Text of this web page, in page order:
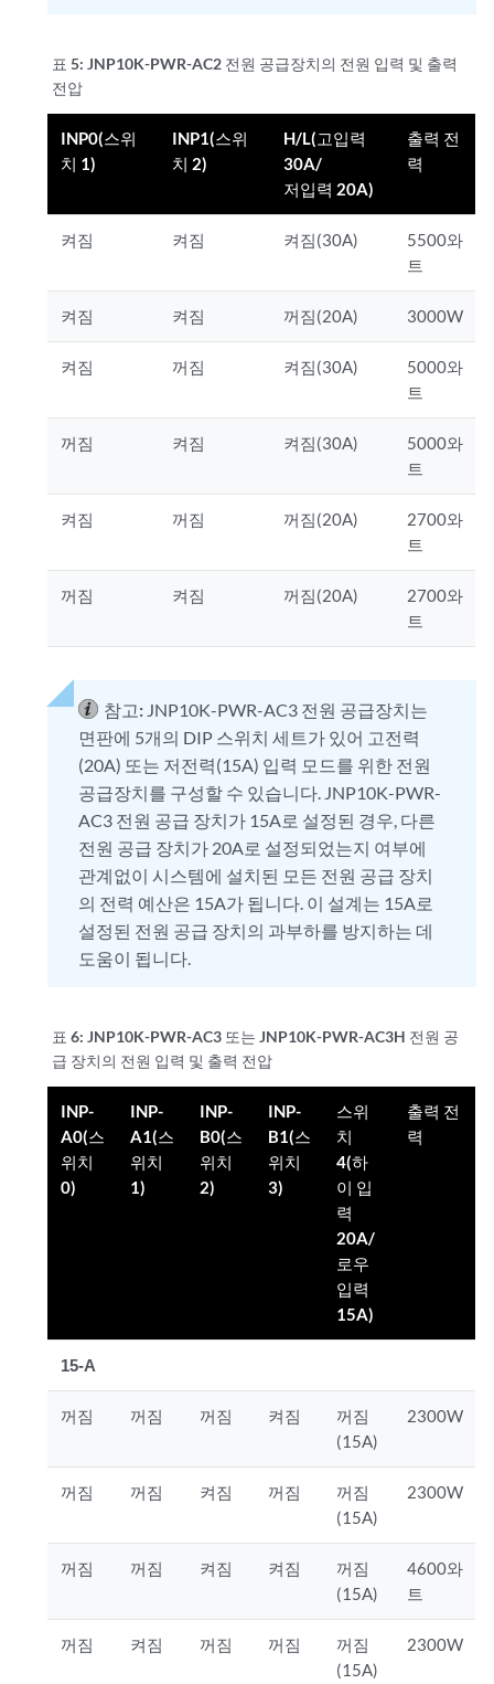
표 5:JNP10K-PWR-AC2 전원 공급장치의 전원 입력 및 출력
전압
INP0(스위
치 1)
INP1(스위
치 2)
H/L(고입력
30A/
저입력 20A)
출력 전
력
켜짐 켜짐 켜짐(30A)
5500와
트
켜짐 켜짐 꺼짐(20A) 3000W
켜짐 꺼짐 켜짐(30A)
5000와
트
꺼짐 켜짐 켜짐(30A)
5000와
트
켜짐 꺼짐 꺼짐(20A)
2700와
트
꺼짐 켜짐 꺼짐(20A)
2700와
트
참고: JNP10K-PWR-AC3 전원 공급장치는
면판에 5개의 DIP 스위치 세트가 있어 고전력
(20A) 또는 저전력(15A) 입력 모드를 위한 전원
공급장치를 구성할 수 있습니다. JNP10K-PWR-
AC3 전원 공급 장치가 15A로 설정된 경우, 다른
전원 공급 장치가 20A로 설정되었는지 여부에
관계없이 시스템에 설치된 모든 전원 공급 장치
의 전력 예산은 15A가 됩니다. 이 설계는 15A로
설정된 전원 공급 장치의 과부하를 방지하는 데
도움이 됩니다.
표 6:JNP10K-PWR-AC3 또는 JNP10K-PWR-AC3H 전원 공
급 장치의 전원 입력 및 출력 전압
INP-
A0(스
위치
0)
INP-
A1(스
위치
1)
INP-
B0(스
위치
2)
INP-
B1(스
위치
3)
스위
치
4(하
이 입
력
20A/
로우
입력
15A)
출력 전
력
15-A
꺼짐 꺼짐 꺼짐 켜짐
꺼짐
(15A)
2300W
꺼짐 꺼짐 켜짐 꺼짐
꺼짐
(15A)
2300W
꺼짐 꺼짐 켜짐 켜짐
꺼짐
(15A)
4600와
트
꺼짐 켜짐 꺼짐 꺼짐
꺼짐
(15A)
2300W